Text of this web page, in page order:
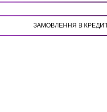
ЗАМОВЛЕННЯ В